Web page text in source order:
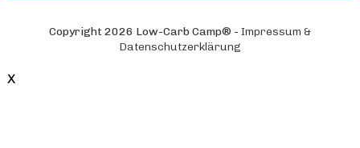
Copyright 2026 Low-Carb Camp® - Impressum &
Datenschutzerklärung
X